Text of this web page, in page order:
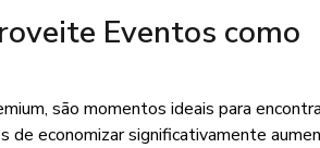
Eventos como
são momentos ideais para
de economizar significativamente